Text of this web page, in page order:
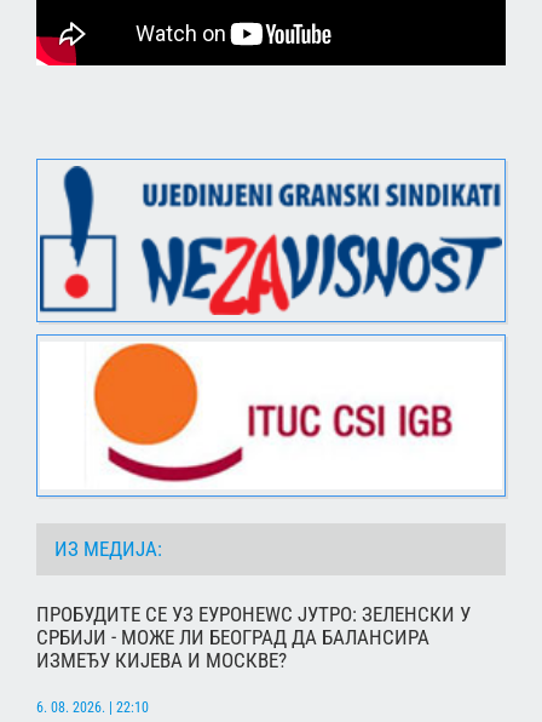
ИЗ МЕДИЈА:
ПРОБУДИТЕ СЕ УЗ ЕУРОНЕWС ЈУТРО: ЗЕЛЕНСКИ У
СРБИЈИ - МОЖЕ ЛИ БЕОГРАД ДА БАЛАНСИРА
ИЗМЕЂУ КИЈЕВА И МОСКВЕ?
6. 08. 2026. | 22:10